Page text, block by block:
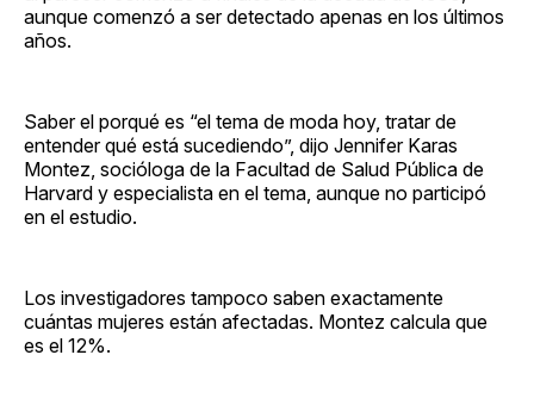
aunque comenzó a ser detectado apenas en los últimos
años.
Saber el porqué es “el tema de moda hoy, tratar de
entender qué está sucediendo”, dijo Jennifer Karas
Montez, socióloga de la Facultad de Salud Pública de
Harvard y especialista en el tema, aunque no participó
en el estudio.
Los investigadores tampoco saben exactamente
cuántas mujeres están afectadas. Montez calcula que
es el 12%.